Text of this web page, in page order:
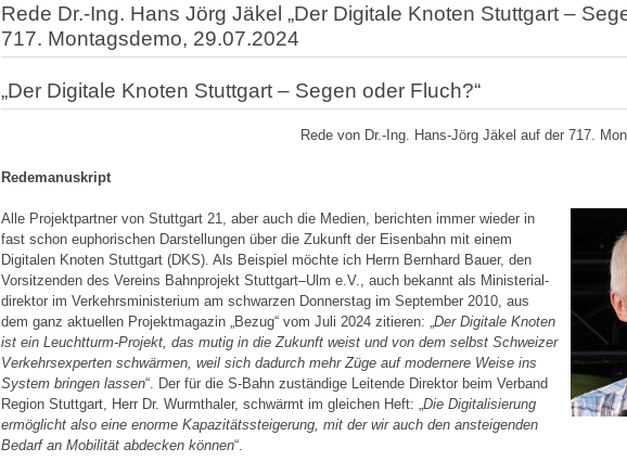
Rede Dr.-Ing. Hans Jörg Jäkel „Der Digitale Knoten Stuttgart –
717. Montagsdemo, 29.07.2024
„Der Digitale Knoten Stuttgart – Segen oder Fluch?“
Rede von Dr.-Ing. Hans-Jörg Jäkel auf der 717.
Redemanuskript
Alle Projektpartner von Stuttgart 21, aber auch die Medien, berichten immer wieder in
fast schon euphorischen Darstellungen über die Zukunft der Eisenbahn mit einem
Digitalen Knoten Stuttgart (DKS). Als Beispiel möchte ich Herrn Bernhard Bauer, den
Vorsitzenden des Vereins Bahnprojekt Stuttgart–Ulm e.V., auch bekannt als Ministerial­
direktor im Verkehrsministerium am schwarzen Donnerstag im September 2010, aus
dem ganz aktuellen Projektmagazin „Bezug“ vom Juli 2024 zitieren: „ Der Digitale Knoten
ist ein Leuchtturm-Projekt, das mutig in die Zukunft weist und von dem selbst Schweizer
Verkehrsexperten schwärmen, weil sich dadurch mehr Züge auf modernere Weise ins
System bringen lassen“. Der für die S-Bahn zuständige Leitende Direktor beim Verband
Region Stuttgart, Herr Dr. Wurmthaler, schwärmt im gleichen Heft: „ Die Digitalisierung
ermöglicht also eine enorme Kapazitätssteigerung, mit der wir auch den ansteigenden
Bedarf an Mobilität abdecken können“.